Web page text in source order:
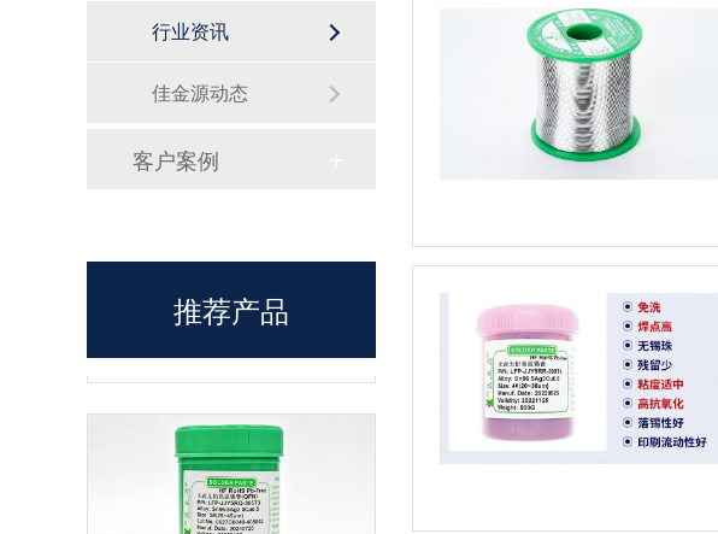
行业资讯
佳金源动态
客户案例
推荐产品
无铅锡膏选型指南